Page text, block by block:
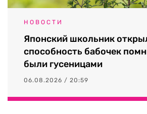
НОВОСТИ
Японский школьник
способность бабочек
были гусеницами
06.08.2026 / 20:59